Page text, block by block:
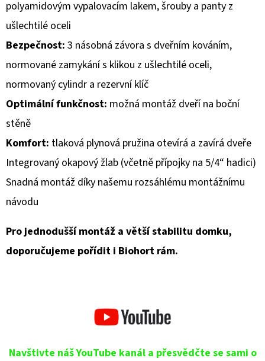
polyamidovým vypalovacím lakem, šrouby a panty z
ušlechtilé oceli
Bezpečnost: 3 násobná závora s dveřním kováním,
normované zamykání s klikou z ušlechtilé oceli,
normovaný cylindr a rezervní klíč
Optimální funkčnost: možná montáž dveří na boční
stěně
Komfort: tlaková plynová pružina otevírá a zavírá dveře
Integrovaný okapový žlab (včetně přípojky na 5/4“ hadici)
Snadná montáž díky našemu rozsáhlému montážnímu
návodu
Pro jednodušší montáž a větší stabilitu domku,
doporučujeme pořídit i Biohort rám.
Navštivte náš YouTube kanál a přesvědčte se sami o
O
R
U
Č
J
E
M
E